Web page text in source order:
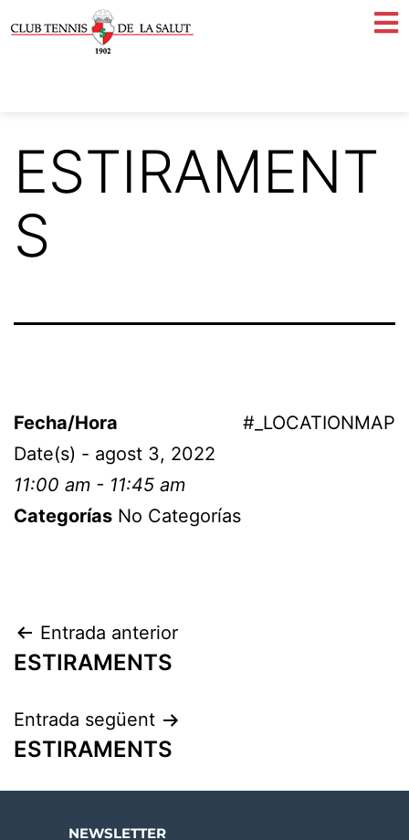
ESTIRAMENT
S
#_LOCATIONMAP
Fecha/Hora
Date(s) - agost 3, 2022
11:00 am - 11:45 am
Categorías No Categorías
Entrada anterior
ESTIRAMENTS
Entrada següent
ESTIRAMENTS
NEWSLETTER